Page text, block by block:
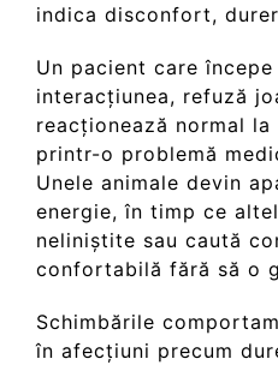
indica disconfort,
Un pacient care
interacțiunea, refuză
reacționează normal
printr-o problemă
Unele animale devin
energie, în timp ce
neliniștite sau caută
confortabilă fără să o
Schimbările
în afecțiuni precum